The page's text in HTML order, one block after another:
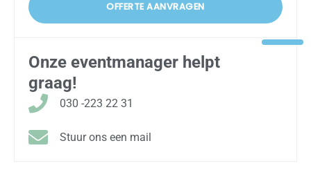
OFFERTE AANVRAGEN
Onze eventmanager helpt
graag!
030 -223 22 31
Stuur ons een mail